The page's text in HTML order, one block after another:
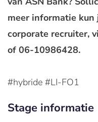
meer informatie
corporate recruiter,
of 06-10986428.
#hybride #LI-FO1
Stage informatie